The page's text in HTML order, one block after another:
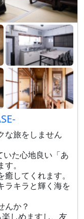
な旅をしません
いた心地良い「あ
。
してくれます。
ラキラと輝く海を
んか？
しめますし、友